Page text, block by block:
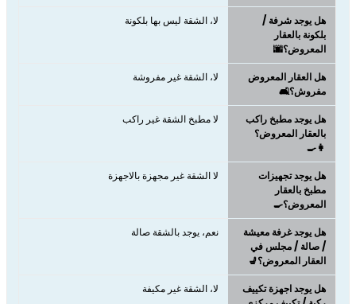
هل يوجد شرفة /
بلكونة بالعقار
المعروض؟🌆
لا، الشقة ليس بها بلكونة
هل العقار المعروض
مفروش؟🛋️
لا، الشقة غير مفروشة
هل يوجد مطبخ راكب
بالعقار المعروض؟
👩‍🍳
لا مطبخ الشقة غير راكب
هل يوجد تجهيزات
مطبخ بالعقار
المعروض؟🍳
لا الشقة غير مجهزة بالاجهزة
هل يوجد غرفة معيشة
/ صالة / مجلس في
العقار المعروض؟💺
نعم، يوجد بالشقة صالة
هل يوجد اجهزة تكييف
لا، الشقة غير مكيفة